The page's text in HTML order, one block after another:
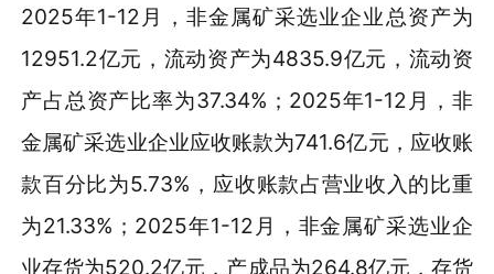
2025年1-12月，非金属矿采选业企业总资产为
12951.2亿元，流动资产为4835.9亿元，流动资
产占总资产比率为37.34%；2025年1-12月，非
金属矿采选业企业应收账款为741.6亿元，应收账
款百分比为5.73%，应收账款占营业收入的比重
为21.33%；2025年1-12月，非金属矿采选业企
业存货为520.2亿元，产成品为264.8亿元，存货